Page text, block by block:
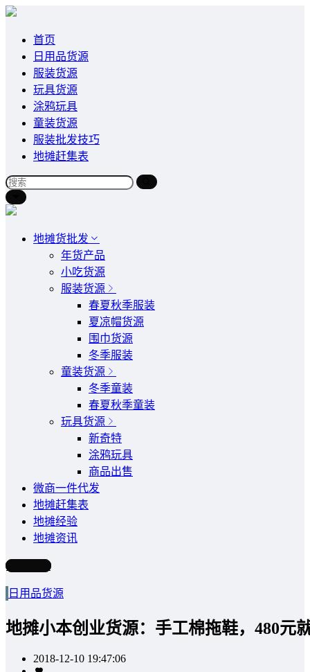
首页
日用品货源
服装货源
玩具货源
涂鸦玩具
童装货源
服装批发技巧
地摊赶集表
地摊货批发
年货产品
小吃货源
服装货源
春夏秋季服装
夏凉帽货源
围巾货源
冬季服装
童装货源
冬季童装
春夏秋季童装
玩具货源
新奇特
涂鸦玩具
商品出售
微商一件代发
地摊赶集表
地摊经验
地摊资讯
写文章
日用品货源
地摊小本创业货源：手工棉拖鞋，480元
2018-12-10 19:47:06